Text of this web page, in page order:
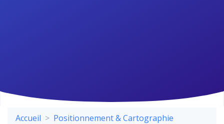
Accueil Positionnement & Cartographie